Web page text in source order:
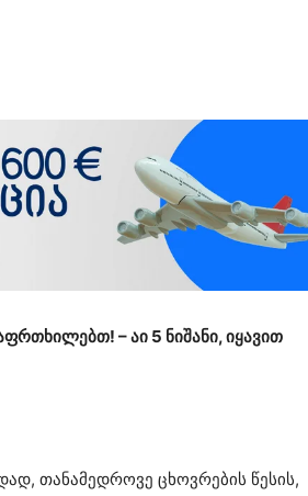
– აი 5 ნიშანი, იყავით
თანამედროვე ცხოვრების წესის,